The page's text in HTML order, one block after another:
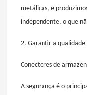
metálicas, e
independente, o que
2. Garantir a
Conectores de
A segurança é o